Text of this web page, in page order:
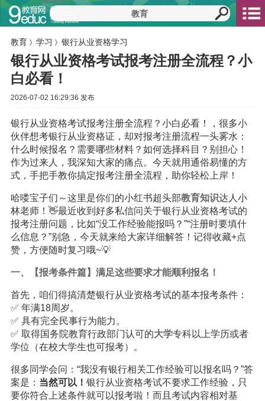
教育 》 学习 》 银行从业资格学习
银行从业资格考试报考注册全流程？小
白必看！
2026-07-02 16:29:36 发布
银行从业资格考试报考注册全流程？小白必看！，很多小
伙伴想考银行从业资格证，却对报考注册流程一头雾水：
什么时候报名？需要哪些材料？如何选择科目？别担心！
作为过来人，我深知大家的痛点。今天就用通俗易懂的方
式，手把手教你搞定报考注册全流程，助你轻松上岸！
哈喽宝子们～这里是你们的小红书超头部教育知识达人小
林老师！👋最近收到好多私信问关于银行从业资格考试的
报考注册问题，比如“没工作经验能报吗？”“注册时要填什
么信息？”别急，今天就来给大家详细解答！记得收藏+点
赞，方便随时复习哦~💡
一、【报考条件篇】满足这些要求才能顺利报名！
首先，咱们得搞清楚银行从业资格考试的基本报考条件：
✅ 年满18周岁。
✅ 具有完全民事行为能力。
✅ 取得国务院教育行政部门认可的大学专科以上学历或者
学位（在校大学生也可报考）。
很多同学会问：“我没有银行相关工作经验可以报名吗？”答
案是： 当然可以！ 银行从业资格考试不要求工作经验，只
要你符合上述条件就可以报考啦！而且考试内容相对基